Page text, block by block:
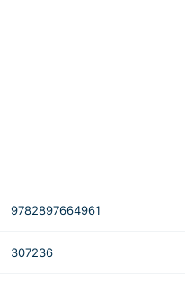
9782897664961
307236